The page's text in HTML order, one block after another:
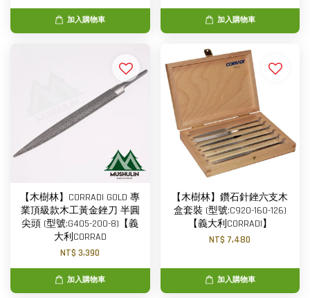
加入購物車 加入購物車
【木樹林】CORRADI GOLD 專
業頂級款木工黃金銼刀 半圓
尖頭 (型號:G405-200-8)【義
大利CORRAD
NT$ 3,390
加入購物車
【木樹林】鑽石針銼六支木
盒套裝 (型號:C920-160-126)
【義大利CORRADI】
NT$ 7,480
加入購物車